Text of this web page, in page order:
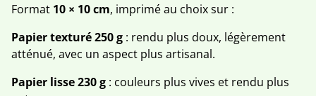
Format 10 × 10 cm, imprimé au choix sur :
Papier texturé 250 g : rendu plus doux, légèrement
atténué, avec un aspect plus artisanal.
Papier lisse 230 g : couleurs plus vives et rendu plus